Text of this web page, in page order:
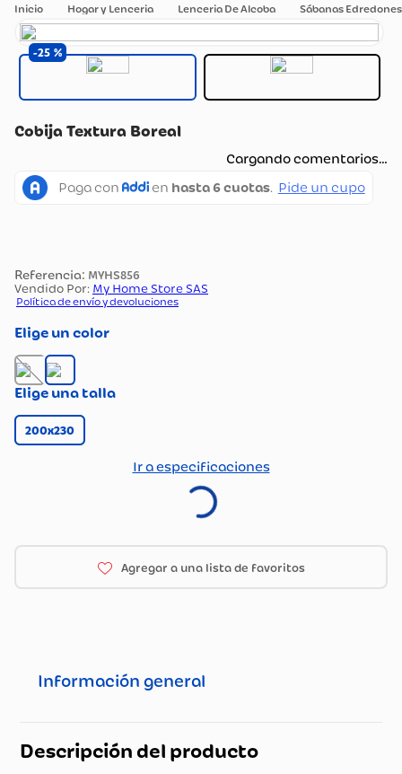
Hogar y Lenceria Lenceria De Alcoba Sábanas
25
Cobija Textura Boreal
Cargando comentarios…
: MYHS856
Vendido Por: My Home Store SAS
Política de envío y devoluciones
color
talla
200x230
Ir a especificaciones
Información general
Descripción del producto